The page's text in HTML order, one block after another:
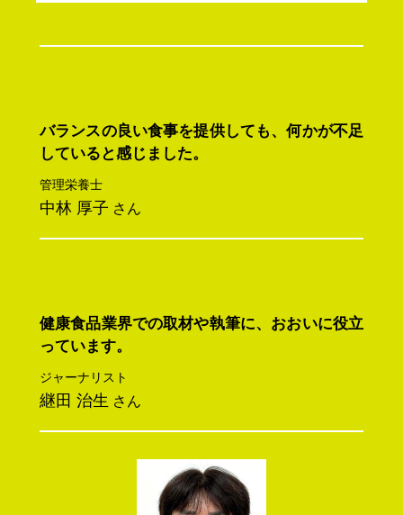
バランスの良い食事を提供しても、何かが不足
していると感じました。
管理栄養士
中林 厚子 さん
健康食品業界での取材や執筆に、おおいに役立
っています。
ジャーナリスト
継田 治生 さん